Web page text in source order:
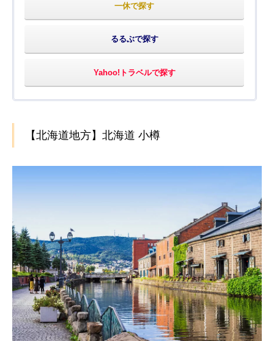
一休で探す
るるぶで探す
Yahoo!トラベルで探す
【北海道地方】北海道 小樽